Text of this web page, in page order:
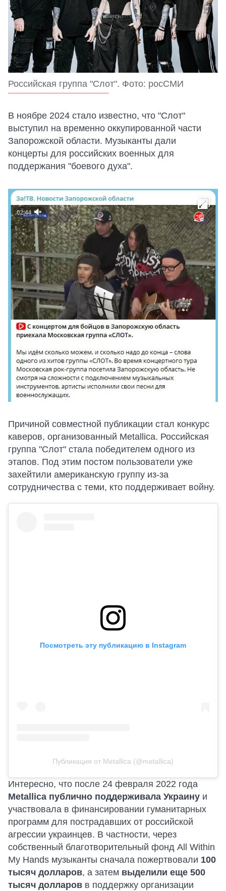
Российская группа "Слот". Фото: росСМИ
В ноябре 2024 стало известно, что "Слот"
выступил на временно оккупированной части
Запорожской области. Музыканты дали
концерты для российских военных для
поддержания "боевого духа".
Причиной совместной публикации стал конкурс
каверов, организованный Metallica. Российская
группа "Слот" стала победителем одного из
этапов. Под этим постом пользователи уже
захейтили американскую группу из-за
сотрудничества с теми, кто поддерживает войну.
Посмотреть эту публикацию в Instagram
Публикация от Metallica (@metallica)
Интересно, что после 24 февраля 2022 года
Metallica публично поддерживала Украину и
участвовала в финансировании гуманитарных
программ для пострадавших от российской
агрессии украинцев. В частности, через
собственный благотворительный фонд All Within
My Hands музыканты сначала пожертвовали 100
тысяч долларов, а затем выделили еще 500
тысяч долларов в поддержку организации